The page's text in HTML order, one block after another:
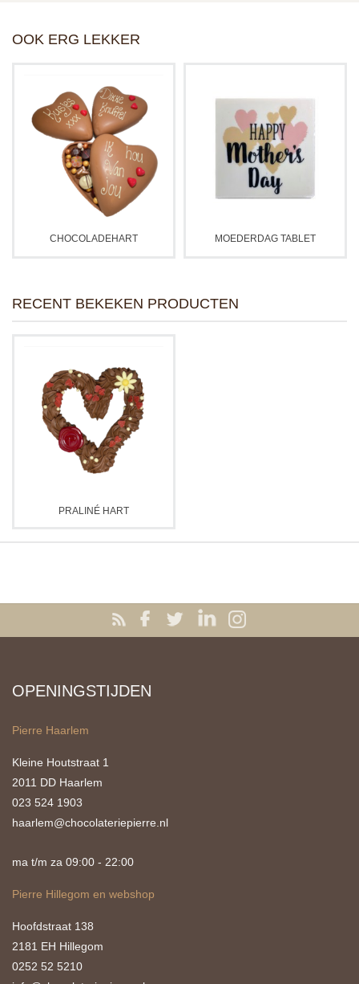
OOK ERG LEKKER
CHOCOLADEHART MOEDERDAG TABLET
RECENT BEKEKEN PRODUCTEN
PRALINÉ HART
OPENINGSTIJDEN
Pierre Haarlem
Kleine Houtstraat 1
2011 DD Haarlem
023 524 1903
haarlem@chocolateriepierre.nl
ma t/m za 09:00 - 22:00
Pierre Hillegom en webshop
Hoofdstraat 138
2181 EH Hillegom
0252 52 5210